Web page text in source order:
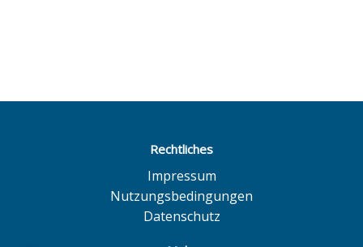
Rechtliches
Impressum
Nutzungsbedingungen
Datenschutz